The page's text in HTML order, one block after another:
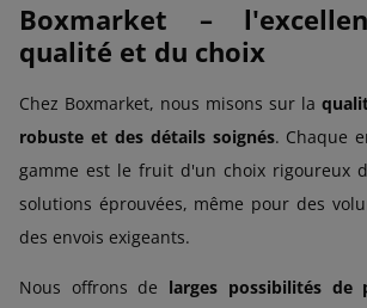
Boxmarket –
qualité et du choix
Chez Boxmarket, nous misons sur la
robuste et des détails soignés. Chaque
gamme est le fruit d'un choix rigoureux
solutions éprouvées, même pour des
des envois exigeants.
Nous offrons de larges possibilités de